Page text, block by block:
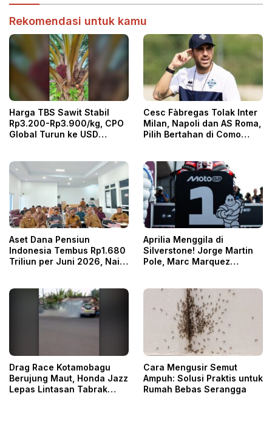
Rekomendasi untuk kamu
Harga TBS Sawit Stabil
Rp3.200-Rp3.900/kg, CPO
Global Turun ke USD
Cesc Fàbregas Tolak Inter
Milan, Napoli dan AS Roma,
Pilih Bertahan di Como
Aset Dana Pensiun
Indonesia Tembus Rp1.680
Triliun per Juni 2026, Naik
Aprilia Menggila di
Silverstone! Jorge Martin
Pole, Marc Marquez
Drag Race Kotamobagu
Berujung Maut, Honda Jazz
Lepas Lintasan Tabrak
Cara Mengusir Semut
Ampuh: Solusi Praktis untuk
Rumah Bebas Serangga